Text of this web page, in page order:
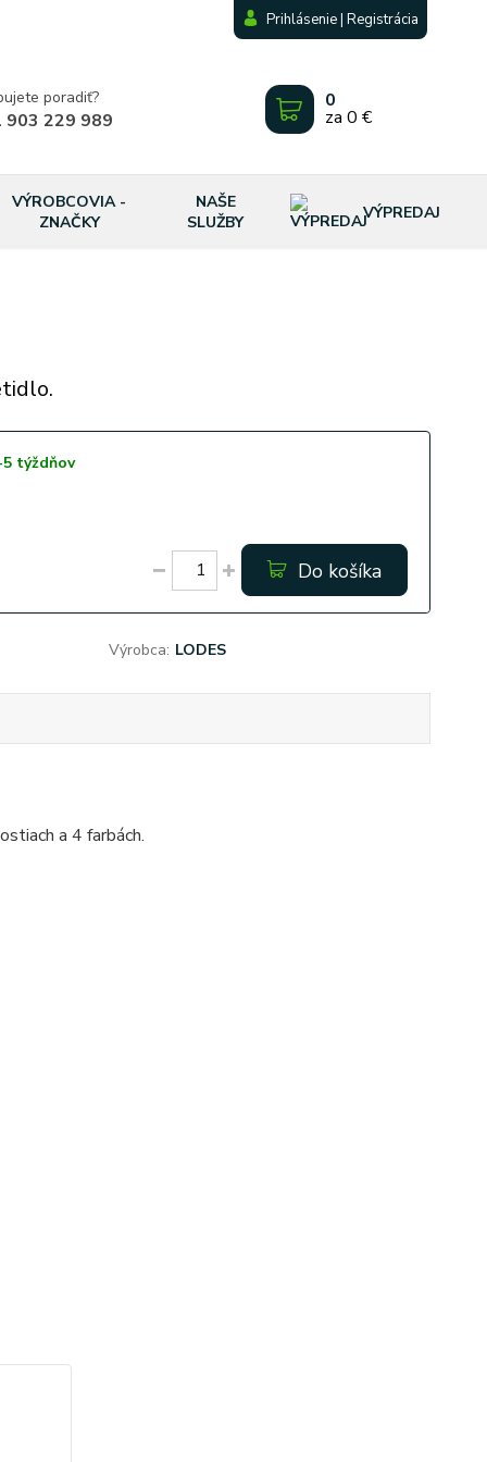
Prihlásenie | Registrácia
poradiť?
903 229 989
0
za 0 €
VÝROBCOVIA -
ZNAČKY
NAŠE
SLUŽBY
VÝPREDAJ
týždňov
Do košíka
Výrobca: LODES
a 4 farbách.